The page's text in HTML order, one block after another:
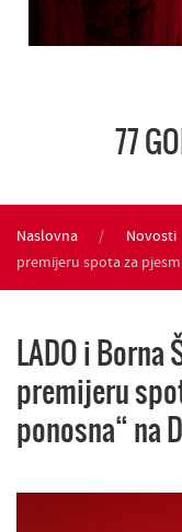
77
Naslovna Novosti
premijeru spota za
LADO i
premijeru
ponosna“ na